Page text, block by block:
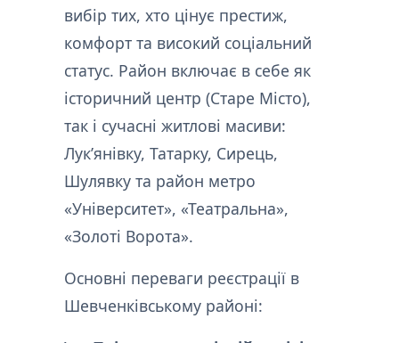
вибір тих, хто цінує престиж,
комфорт та високий соціальний
статус. Район включає в себе як
історичний центр (Старе Місто),
так і сучасні житлові масиви:
Лук’янівку, Татарку, Сирець,
Шулявку та район метро
«Університет», «Театральна»,
«Золоті Ворота».
Основні переваги реєстрації в
Шевченківському районі: